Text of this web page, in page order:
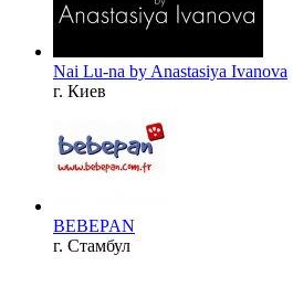
Nai Lu-na by Anastasiya Ivanova
г. Киев
BEBEPAN
г. Стамбул